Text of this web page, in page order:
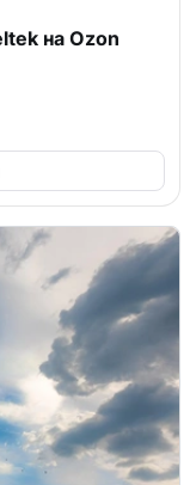
на Ozon